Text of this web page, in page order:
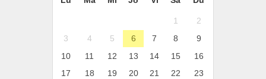
1
2
3
4 5 6 7 8
9
10
11 12 13 14 15
16
17
18 19 20 21 22
23